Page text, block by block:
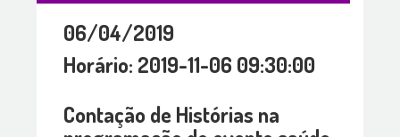
06/04/2019
Horário: 2019-11-06 09:30:00
Contação de Histórias na